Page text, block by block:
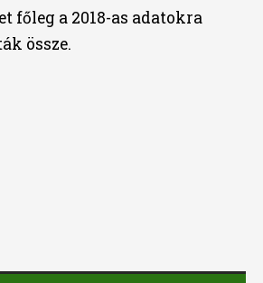
főleg a 2018-as adatokra
össze.